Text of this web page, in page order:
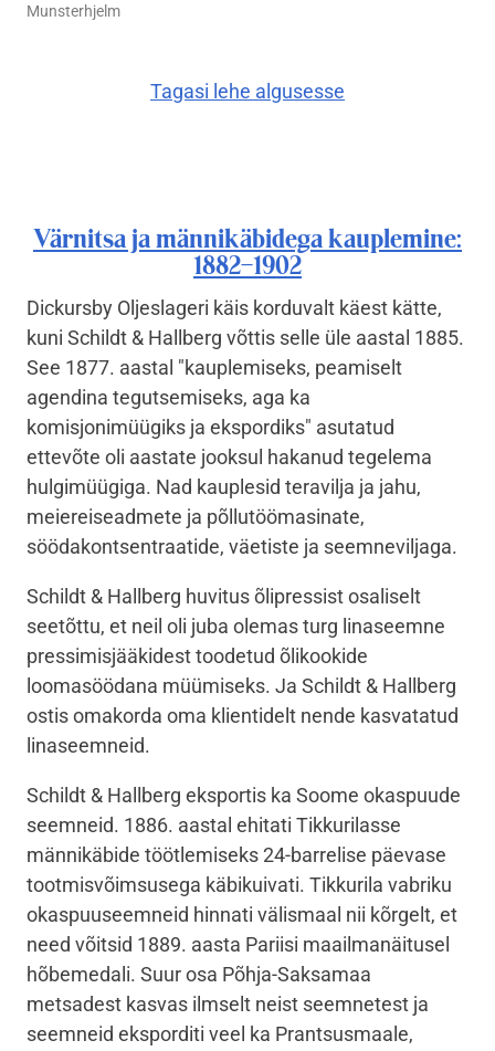
Munsterhjelm
Tagasi lehe algusesse
Värnitsa ja männikäbidega kauplemine:
1882–1902
Dickursby Oljeslageri käis korduvalt käest kätte,
kuni Schildt & Hallberg võttis selle üle aastal 1885.
See 1877. aastal "kauplemiseks, peamiselt
agendina tegutsemiseks, aga ka
komisjonimüügiks ja ekspordiks" asutatud
ettevõte oli aastate jooksul hakanud tegelema
hulgimüügiga. Nad kauplesid teravilja ja jahu,
meiereiseadmete ja põllutöömasinate,
söödakontsentraatide, väetiste ja seemneviljaga.
Schildt & Hallberg huvitus õlipressist osaliselt
seetõttu, et neil oli juba olemas turg linaseemne
pressimisjääkidest toodetud õlikookide
loomasöödana müümiseks. Ja Schildt & Hallberg
ostis omakorda oma klientidelt nende kasvatatud
linaseemneid.
Schildt & Hallberg eksportis ka Soome okaspuude
seemneid. 1886. aastal ehitati Tikkurilasse
männikäbide töötlemiseks 24-barrelise päevase
tootmisvõimsusega käbikuivati. Tikkurila vabriku
okaspuuseemneid hinnati välismaal nii kõrgelt, et
need võitsid 1889. aasta Pariisi maailmanäitusel
hõbemedali. Suur osa Põhja-Saksamaa
metsadest kasvas ilmselt neist seemnetest ja
seemneid eksporditi veel ka Prantsusmaale,